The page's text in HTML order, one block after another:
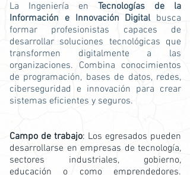
La Ingeniería en Tecnologías de la
Información e Innovación Digital busca
formar profesionistas capaces de
desarrollar soluciones tecnológicas que
transformen digitalmente a las
organizaciones. Combina conocimientos
de programación, bases de datos, redes,
ciberseguridad e innovación para crear
sistemas eficientes y seguros.
Campo de trabajo: Los egresados pueden
desarrollarse en empresas de tecnología,
sectores industriales, gobierno,
educación o como emprendedores.